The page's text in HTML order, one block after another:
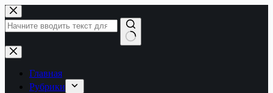
Перейти
к
сути
Ничего
не
найденоГлавная
Рубрики